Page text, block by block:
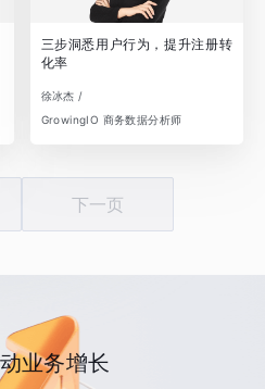
三步洞悉用户行为，提升注册转
化率
徐冰杰 /
GrowingIO 商务数据分析师
下一页
业务增长